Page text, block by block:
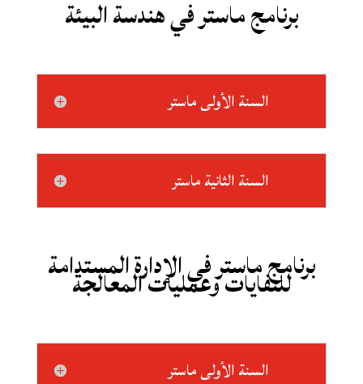
برنامج ماستر في هندسة البيئة
السنة الأولى ماستر
السنة الثانية ماستر
برنامج ماستر في الإدارة المستدامة
للنفايات وعمليات المعالجة
السنة الأولى ماستر